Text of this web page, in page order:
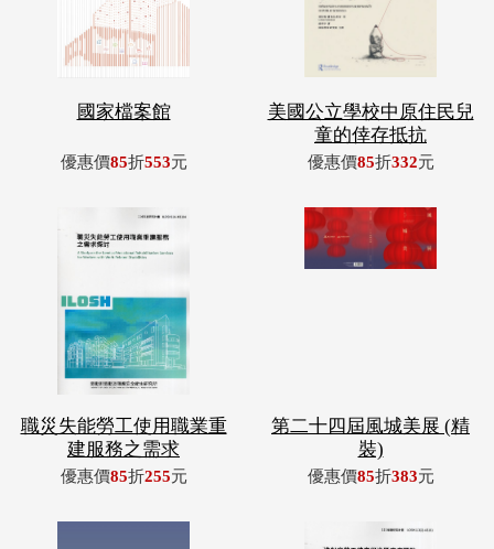
國家檔案館
優惠價85折553元
美國公立學校中原住民兒
童的倖存抵抗
優惠價85折332元
職災失能勞工使用職業重
建服務之需求
優惠價85折255元
第二十四屆風城美展 (精
裝)
優惠價85折383元